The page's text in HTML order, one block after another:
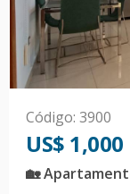
Código: 3900
US$ 1,000